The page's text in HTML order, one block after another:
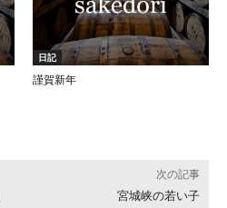
日記
謹賀新年
次の記事
宮城峡の若い子